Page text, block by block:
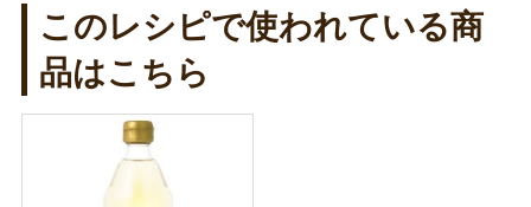
このレシピで使われている商
品はこちら